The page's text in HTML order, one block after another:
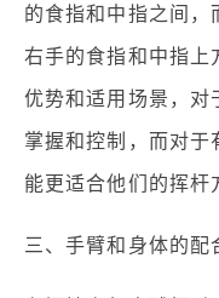
的食指和中指之间，
右手的食指和中指上
优势和适用场景，对
掌握和控制，而对于
能更适合他们的挥杆
三、手臂和身体的配